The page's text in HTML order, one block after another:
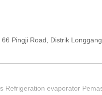
Pingji Road, Distrik
Refrigeration evaporator